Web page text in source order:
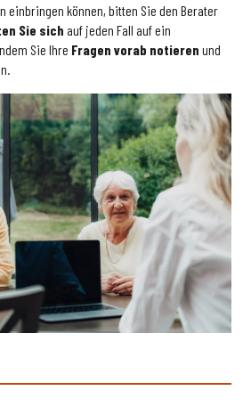
einbringen können, bitten Sie den Berater
Sie sich auf jeden Fall auf ein
Sie Ihre Fragen vorab notieren und